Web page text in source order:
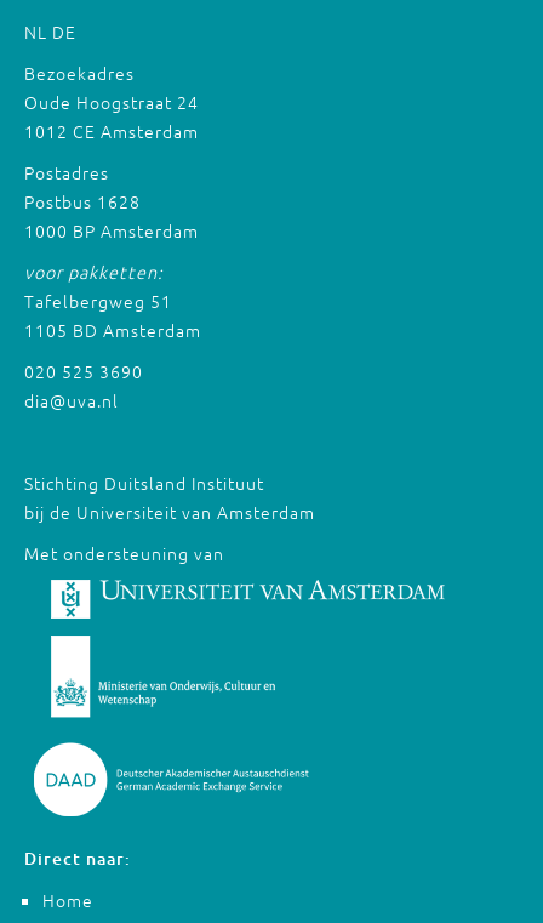
NL DE
Bezoekadres
Oude Hoogstraat 24
1012 CE Amsterdam
Postadres
Postbus 1628
1000 BP Amsterdam
voor pakketten:
Tafelbergweg 51
1105 BD Amsterdam
020 525 3690
dia@uva.nl
Stichting Duitsland Instituut
bij de Universiteit van Amsterdam
Met ondersteuning van
Direct naar:
Home